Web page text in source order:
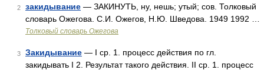
2 закидывание — ЗАКИНУТЬ, ну, нешь; утый; сов. Толковый
словарь Ожегова. С.И. Ожегов, Н.Ю. Шведова. 1949 1992 …
Толковый словарь Ожегова
3 Закидывание — I ср. 1. процесс действия по гл.
закидывать I 2. Результат такого действия. II ср. 1. процесс